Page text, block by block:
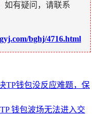
如有疑问，请联系
bghj/4716.html
TP钱包没反应难题，保
钱包波场无法进入交